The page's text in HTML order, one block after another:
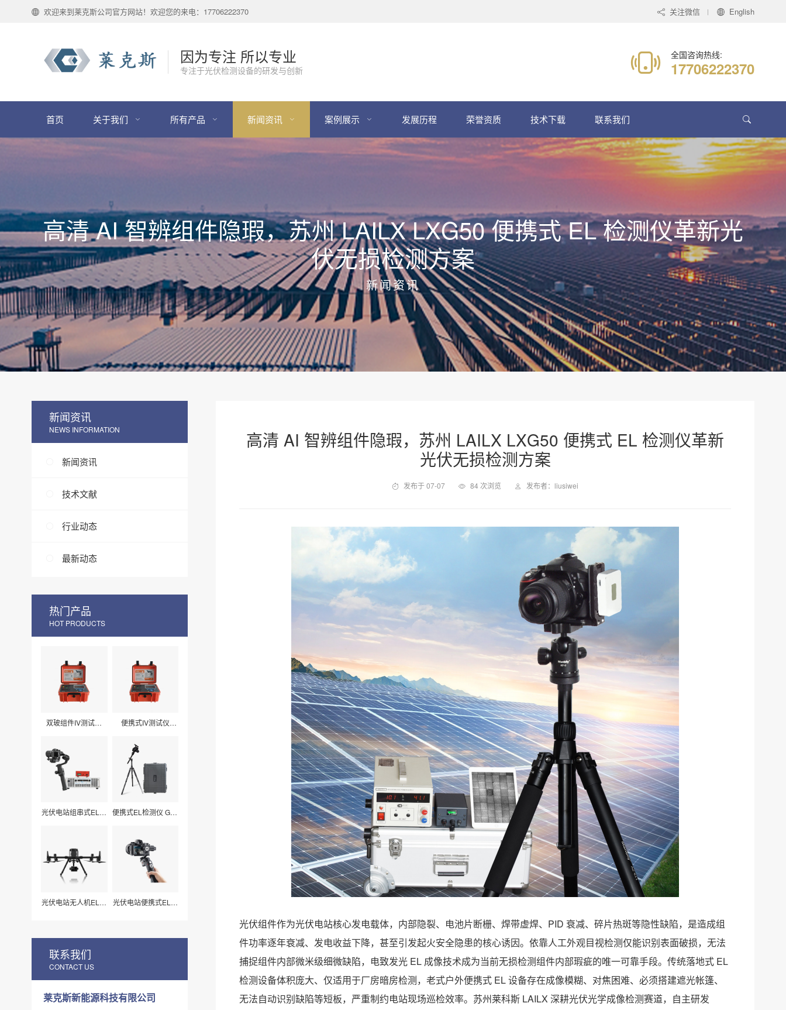
欢迎来到莱克斯公司官方网站！欢迎您的来电：17706222370 关注微信 English
因为专注 所以专业
专注于光伏检测设备的研发与创新
全国咨询热线:
17706222370
首页 关于我们 所有产品 新闻资讯 案例展示 发展历程 荣誉资质 技术下载 联系我们
高清 AI 智辨组件隐瑕，苏州 LAILX LXG50 便携式 EL 检测仪革新光
伏无损检测方案
新闻资讯
新闻资讯
NEWS INFORMATION
新闻资讯
技术文献
行业动态
最新动态
热门产品
HOT PRODUCTS
双玻组件IV测试仪
便携式IV测试仪
光伏电站组串式EL检
便携式EL检测仪 G50
光伏电站无人机EL扫
光伏电站便携式EL检
联系我们
CONTACT US
莱克斯新能源科技有限公司
高清 AI 智辨组件隐瑕，苏州 LAILX LXG50 便携式 EL 检测仪革新
光伏无损检测方案
发布于 07-07 84 次浏览 发布者：liusiwei
光伏组件作为光伏电站核心发电载体，内部隐裂、电池片断栅、焊带虚焊、PID 衰减、碎片热斑等隐性缺陷，是造成组
件功率逐年衰减、发电收益下降，甚至引发起火安全隐患的核心诱因。依靠人工外观目视检测仅能识别表面破损，无法
捕捉组件内部微米级细微缺陷，电致发光 EL 成像技术成为当前无损检测组件内部瑕疵的唯一可靠手段。传统落地式 EL
检测设备体积庞大、仅适用于厂房暗房检测，老式户外便携式 EL 设备存在成像模糊、对焦困难、必须搭建遮光帐篷、
无法自动识别缺陷等短板，严重制约电站现场巡检效率。苏州莱科斯 LAILX 深耕光伏光学成像检测赛道，自主研发